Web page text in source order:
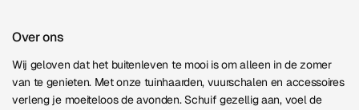
Over ons
Wij geloven dat het buitenleven te mooi is om alleen in de zomer
van te genieten. Met onze tuinhaarden, vuurschalen en accessoires
verleng je moeiteloos de avonden. Schuif gezellig aan, voel de